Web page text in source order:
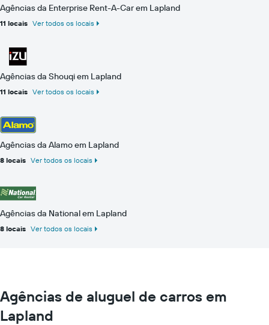
Agências da Enterprise Rent-A-Car em Lapland
11 locais Ver todos os locais
Agências da Shouqi em Lapland
11 locais Ver todos os locais
Agências da Alamo em Lapland
8 locais Ver todos os locais
Agências da National em Lapland
8 locais Ver todos os locais
Agências de aluguel de carros em
Lapland